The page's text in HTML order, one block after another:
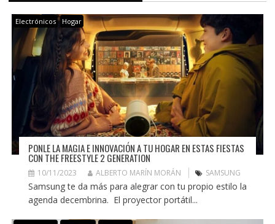
Electrónicos Hogar
PONLE LA MAGIA E INNOVACIÓN A TU HOGAR EN ESTAS FIESTAS
CON THE FREESTYLE 2 GENERATION
10/11/2023 ALBERTO MARÍN MORÁN SAMSUNG
Samsung te da más para alegrar con tu propio estilo la
agenda decembrina. El proyector portátil...